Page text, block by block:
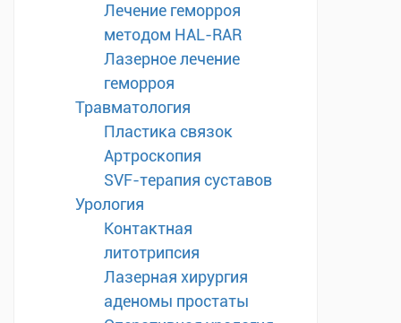
Лечение геморроя
методом HAL-RAR
Лазерное лечение
геморроя
Травматология
Пластика связок
Артроскопия
SVF-терапия суставов
Урология
Контактная
литотрипсия
Лазерная хирургия
аденомы простаты